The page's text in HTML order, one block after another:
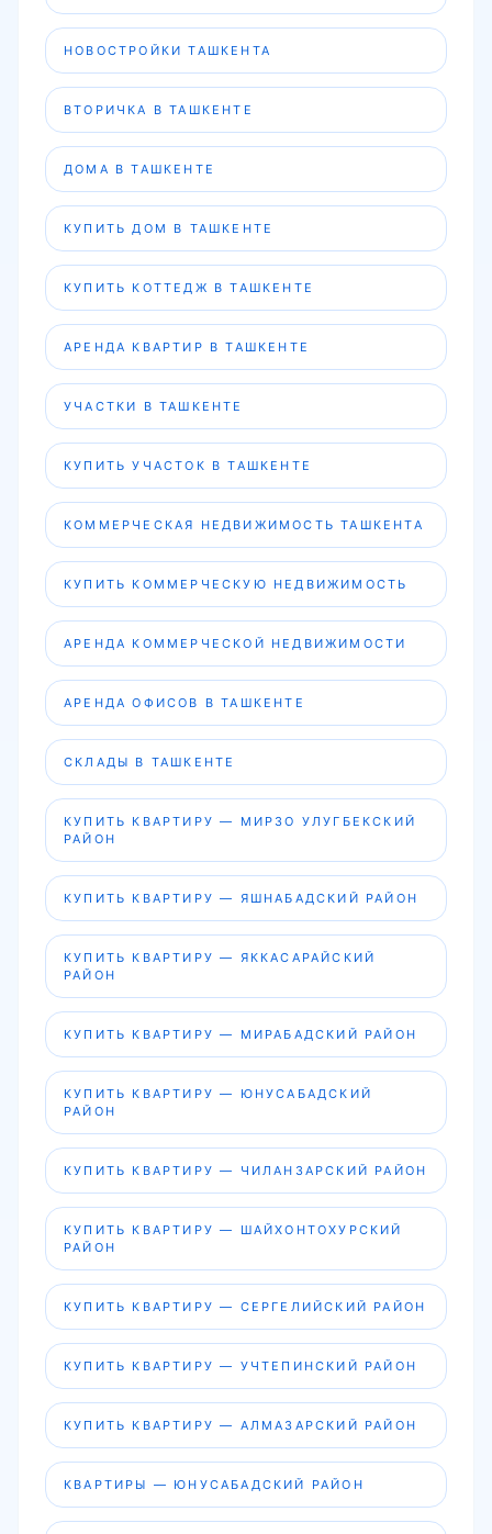
НОВОСТРОЙКИ ТАШКЕНТА
ВТОРИЧКА В ТАШКЕНТЕ
ДОМА В ТАШКЕНТЕ
КУПИТЬ ДОМ В ТАШКЕНТЕ
КУПИТЬ КОТТЕДЖ В ТАШКЕНТЕ
АРЕНДА КВАРТИР В ТАШКЕНТЕ
УЧАСТКИ В ТАШКЕНТЕ
КУПИТЬ УЧАСТОК В ТАШКЕНТЕ
КОММЕРЧЕСКАЯ НЕДВИЖИМОСТЬ ТАШКЕНТА
КУПИТЬ КОММЕРЧЕСКУЮ НЕДВИЖИМОСТЬ
АРЕНДА КОММЕРЧЕСКОЙ НЕДВИЖИМОСТИ
АРЕНДА ОФИСОВ В ТАШКЕНТЕ
СКЛАДЫ В ТАШКЕНТЕ
КУПИТЬ КВАРТИРУ — МИРЗО УЛУГБЕКСКИЙ
РАЙОН
КУПИТЬ КВАРТИРУ — ЯШНАБАДСКИЙ РАЙОН
КУПИТЬ КВАРТИРУ — ЯККАСАРАЙСКИЙ
РАЙОН
КУПИТЬ КВАРТИРУ — МИРАБАДСКИЙ РАЙОН
КУПИТЬ КВАРТИРУ — ЮНУСАБАДСКИЙ
РАЙОН
КУПИТЬ КВАРТИРУ — ЧИЛАНЗАРСКИЙ РАЙОН
КУПИТЬ КВАРТИРУ — ШАЙХОНТОХУРСКИЙ
РАЙОН
КУПИТЬ КВАРТИРУ — СЕРГЕЛИЙСКИЙ РАЙОН
КУПИТЬ КВАРТИРУ — УЧТЕПИНСКИЙ РАЙОН
КУПИТЬ КВАРТИРУ — АЛМАЗАРСКИЙ РАЙОН
КВАРТИРЫ — ЮНУСАБАДСКИЙ РАЙОН